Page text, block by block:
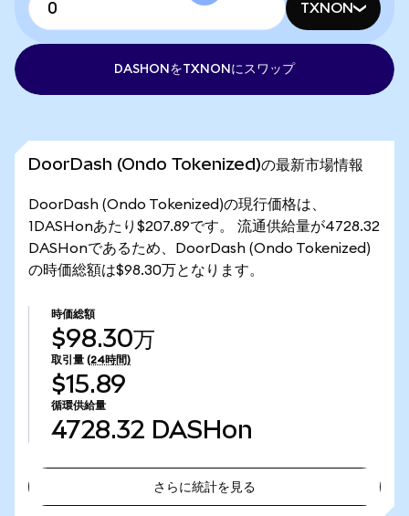
TXNON
DASHONをTXNONにスワップ
DoorDash (Ondo Tokenized)の最新市場情報
DoorDash (Ondo Tokenized)の現行価格は、
1DASHonあたり$207.89です。 流通供給量が4728.32
DASHonであるため、DoorDash (Ondo Tokenized)
の時価総額は$98.30万となります。
時価総額
$98.30万
取引量 (24時間)
$15.89
循環供給量
4728.32 DASHon
さらに統計を見る